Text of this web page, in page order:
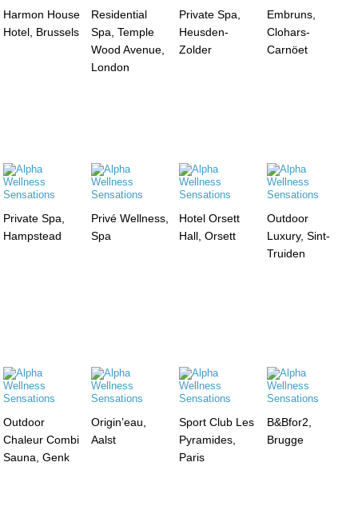
Harmon House
Hotel, Brussels
Residential
Spa, Temple
Wood Avenue,
London
Private Spa,
Heusden-
Zolder
Embruns,
Clohars-
Carnöet
Private Spa,
Hampstead
Privé Wellness,
Spa
Hotel Orsett
Hall, Orsett
Outdoor
Luxury, Sint-
Truiden
Outdoor
Chaleur Combi
Sauna, Genk
Origin’eau,
Aalst
Sport Club Les
Pyramides,
Paris
B&Bfor2,
Brugge